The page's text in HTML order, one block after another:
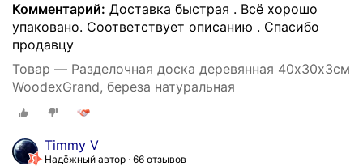
Комментарий: Доставка быстрая . Всё хорошо
упаковано. Соответствует описанию . Спасибо
продавцу
Товар — Разделочная доска деревянная 40х30х3см
WoodexGrand, береза натуральная
Timmy V
Надёжный автор 66 отзывов